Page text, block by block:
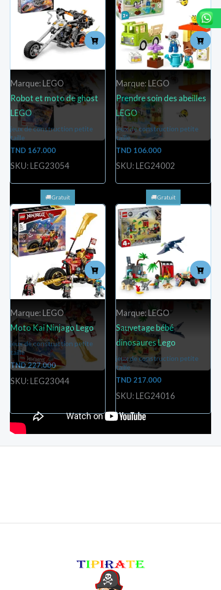
Marque: LEGO
Robot et moto de ghost
LEGO
jeux de construction petite
taille
TND 167.000
SKU: LEG23054
Marque: LEGO
Prendre soin des abeilles
LEGO
jeux de construction petite
taille
TND 106.000
SKU: LEG24002
Marque: LEGO
Moto Kai Ninjago Lego
jeux de construction petite
taille
TND227.000
SKU: LEG23044
Marque: LEGO
Sauvetage bébé
dinosaures Lego
jeux de construction petite
taille
TND 217.000
SKU: LEG24016